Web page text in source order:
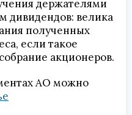
держателями
дивидендов: велика
полученных
если такое
акционеров.
АО можно